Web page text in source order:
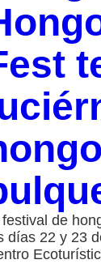
festival de
días 22 y 23